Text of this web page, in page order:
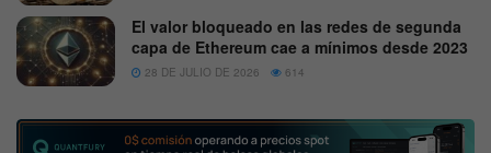
El valor bloqueado en las redes de segunda
capa de Ethereum cae a mínimos desde 2023
28 DE JULIO DE 2026 614